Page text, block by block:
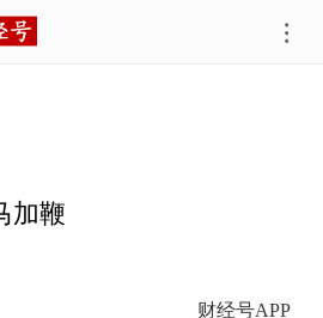
加鞭
财经号APP